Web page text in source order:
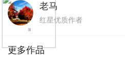
老马
红星优质作者
更多作品